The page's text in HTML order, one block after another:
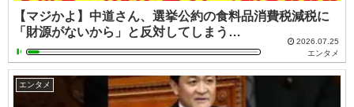
【マジかよ】中道さん、選挙公約の食料品消費税減税に
「財源がないから」と反対してしまう…
2026.07.25
エンタメ
エンタメ